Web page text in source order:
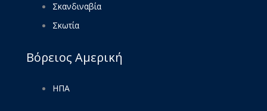
Σκανδιναβία
Σκωτία
Βόρειος Αμερική
ΗΠΑ